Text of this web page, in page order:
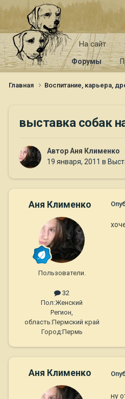
На сайт
Форумы
Главная Воспитание, карьера,
выставка собак
АвторАня Клименко
19 января, 2011 в
Аня Клименко
Пользователи.
32
Пол:Женский
Регион,
область:Пермский край
Город:Пермь
Аня Клименко
ну